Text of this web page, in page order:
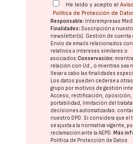
He leído y acepto el
Política de Protección de
Responsable: Interempresas
Finalidades: Suscripción a
newsletter(s). Gestión de cuenta
Envío de emails relacionados con
relativos a intereses similares o
asociados.Conservación:
relación con Ud., o mientras sea
llevar a cabo las finalidades
Los datos pueden cederse a otras
grupo por motivos de gestión
Acceso, rectificación, oposición,
portabilidad, limitación del
decisiones automatizadas:
nuestro DPD. Si considera que el
se ajusta a la normativa vigente,
reclamación ante laAEPD.Más
Política de Protección de Datos